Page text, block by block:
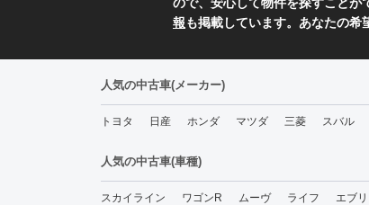
ので、安心して物件を探すことが
報も掲載しています。あなたの希
人気の中古車(メーカー)
トヨタ 日産 ホンダ マツダ 三菱 スバル
人気の中古車(車種)
スカイライン ワゴンR ムーヴ ライフ エブ